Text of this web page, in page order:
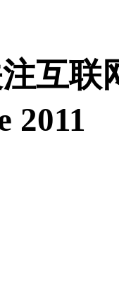
互联
2011